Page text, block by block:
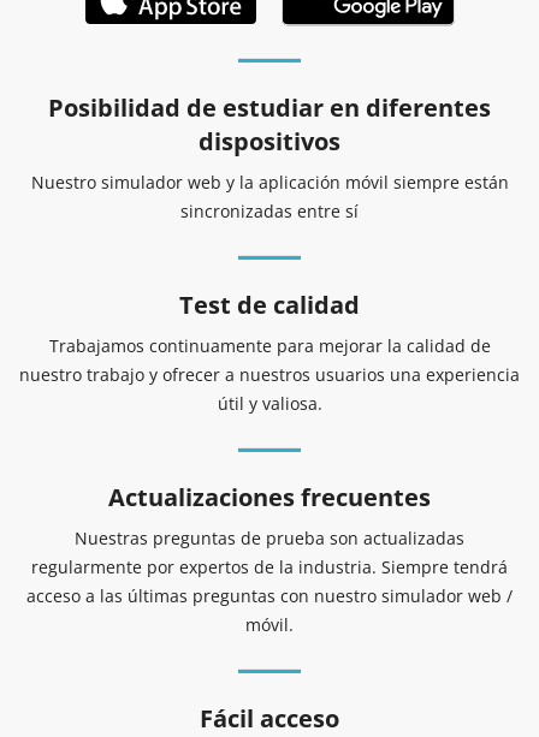
Posibilidad de estudiar en diferentes
dispositivos
Nuestro simulador web y la aplicación móvil siempre están
sincronizadas entre sí
Test de calidad
Trabajamos continuamente para mejorar la calidad de
nuestro trabajo y ofrecer a nuestros usuarios una experiencia
útil y valiosa.
Actualizaciones frecuentes
Nuestras preguntas de prueba son actualizadas
regularmente por expertos de la industria. Siempre tendrá
acceso a las últimas preguntas con nuestro simulador web /
móvil.
Fácil acceso